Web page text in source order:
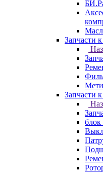
Запчасти
Запчасти
блок